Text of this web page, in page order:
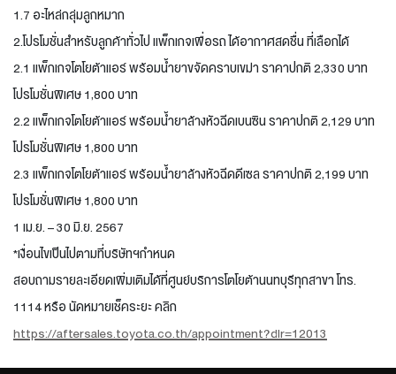
1.7 อะไหล่กลุ่มลูกหมาก
2.โปรโมชั่นสำหรับลูกค้าทั่วไป แพ็กเกจเพื่อรถ ได้อากาศสดชื่น ที่เลือกได้
2.1 แพ็กเกจโตโยต้าแอร์ พร้อมน้ำยาขจัดคราบเขม่า ราคาปกติ 2,330 บาท
โปรโมชั่นพิเศษ 1,800 บาท
2.2 แพ็กเกจโตโยต้าแอร์ พร้อมน้ำยาล้างหัวฉีดเบนซิน ราคาปกติ 2,129 บาท
โปรโมชั่นพิเศษ 1,800 บาท
2.3 แพ็กเกจโตโยต้าแอร์ พร้อมน้ำยาล้างหัวฉีดดีเซล ราคาปกติ 2,199 บาท
โปรโมชั่นพิเศษ 1,800 บาท
1 เม.ย. – 30 มิ.ย. 2567
*เงื่อนไขเป็นไปตามที่บริษัทฯกำหนด
สอบถามรายละเอียดเพิ่มเติมได้ที่ศูนย์บริการโตโยต้านนทบุรีทุกสาขา โทร.
1114 หรือ นัดหมายเช็คระยะ คลิก
https://aftersales.toyota.co.th/appointment?dlr=12013